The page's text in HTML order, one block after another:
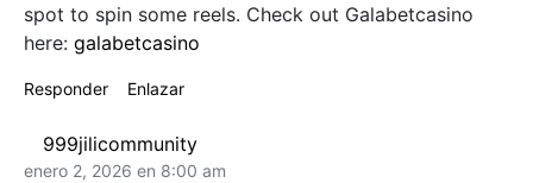
spot to spin some reels. Check out Galabetcasino
here: galabetcasino
Responder Enlazar
999jilicommunity
enero 2, 2026 en 8:00 am